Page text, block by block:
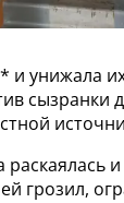
и унижала
сызранки
грозил,